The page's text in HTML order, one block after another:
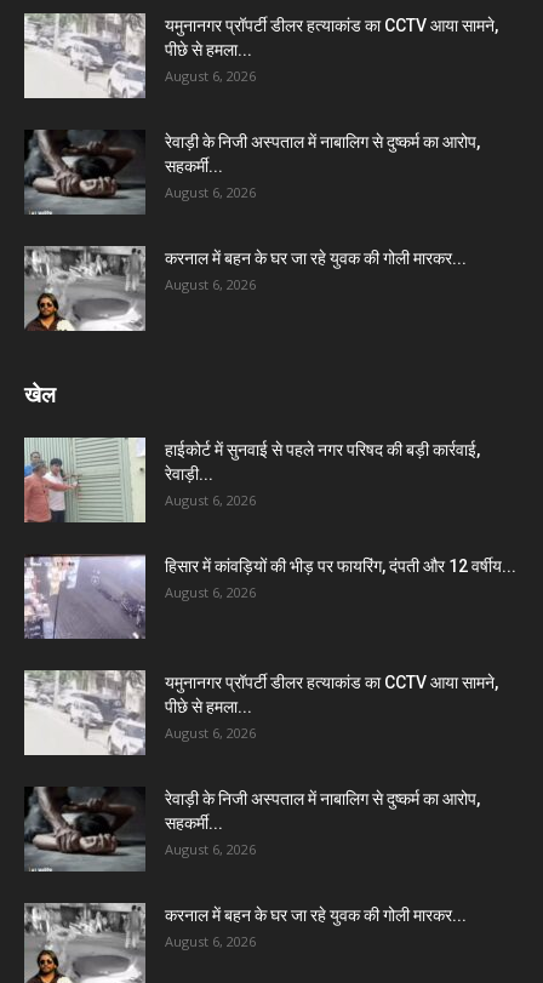
यमुनानगर प्रॉपर्टी डीलर हत्याकांड का CCTV आया सामने,
पीछे से हमला...
August 6, 2026
रेवाड़ी के निजी अस्पताल में नाबालिग से दुष्कर्म का आरोप,
सहकर्मी...
August 6, 2026
करनाल में बहन के घर जा रहे युवक की गोली मारकर...
August 6, 2026
खेल
हाईकोर्ट में सुनवाई से पहले नगर परिषद की बड़ी कार्रवाई,
रेवाड़ी...
August 6, 2026
हिसार में कांवड़ियों की भीड़ पर फायरिंग, दंपती और 12 वर्षीय...
August 6, 2026
यमुनानगर प्रॉपर्टी डीलर हत्याकांड का CCTV आया सामने,
पीछे से हमला...
August 6, 2026
रेवाड़ी के निजी अस्पताल में नाबालिग से दुष्कर्म का आरोप,
सहकर्मी...
August 6, 2026
करनाल में बहन के घर जा रहे युवक की गोली मारकर...
August 6, 2026